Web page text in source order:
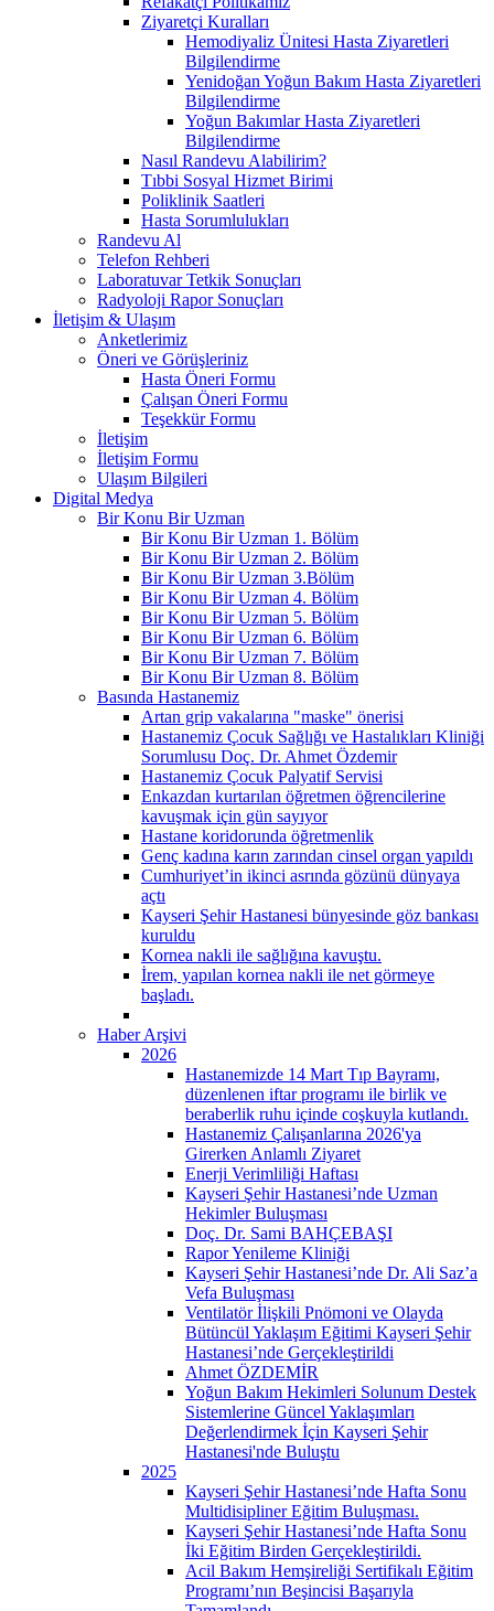
Ziyaretçi Kuralları
Hemodiyaliz Ünitesi Hasta Ziyaretleri
Bilgilendirme
Yenidoğan Yoğun Bakım Hasta Ziyaretleri
Bilgilendirme
Yoğun Bakımlar Hasta Ziyaretleri
Bilgilendirme
Nasıl Randevu Alabilirim?
Tıbbi Sosyal Hizmet Birimi
Poliklinik Saatleri
Hasta Sorumlulukları
Randevu Al
Telefon Rehberi
Laboratuvar Tetkik Sonuçları
Radyoloji Rapor Sonuçları
İletişim & Ulaşım
Anketlerimiz
Öneri ve Görüşleriniz
Hasta Öneri Formu
Çalışan Öneri Formu
Teşekkür Formu
İletişim
İletişim Formu
Ulaşım Bilgileri
Digital Medya
Bir Konu Bir Uzman
Bir Konu Bir Uzman 1. Bölüm
Bir Konu Bir Uzman 2. Bölüm
Bir Konu Bir Uzman 3.Bölüm
Bir Konu Bir Uzman 4. Bölüm
Bir Konu Bir Uzman 5. Bölüm
Bir Konu Bir Uzman 6. Bölüm
Bir Konu Bir Uzman 7. Bölüm
Bir Konu Bir Uzman 8. Bölüm
Basında Hastanemiz
Artan grip vakalarına "maske" önerisi
Hastanemiz Çocuk Sağlığı ve Hastalıkları Kliniği
Sorumlusu Doç. Dr. Ahmet Özdemir
Hastanemiz Çocuk Palyatif Servisi
Enkazdan kurtarılan öğretmen öğrencilerine
kavuşmak için gün sayıyor
Hastane koridorunda öğretmenlik
Genç kadına karın zarından cinsel organ yapıldı
Cumhuriyet’in ikinci asrında gözünü dünyaya
açtı
Kayseri Şehir Hastanesi bünyesinde göz bankası
kuruldu
Kornea nakli ile sağlığına kavuştu.
İrem, yapılan kornea nakli ile net görmeye
başladı.
Haber Arşivi
2026
Hastanemizde 14 Mart Tıp Bayramı,
düzenlenen iftar programı ile birlik ve
beraberlik ruhu içinde coşkuyla kutlandı.
Hastanemiz Çalışanlarına 2026'ya
Girerken Anlamlı Ziyaret
Enerji Verimliliği Haftası
Kayseri Şehir Hastanesi’nde Uzman
Hekimler Buluşması
Doç. Dr. Sami BAHÇEBAŞI
Rapor Yenileme Kliniği
Kayseri Şehir Hastanesi’nde Dr. Ali Saz’a
Vefa Buluşması
Ventilatör İlişkili Pnömoni ve Olayda
Bütüncül Yaklaşım Eğitimi Kayseri Şehir
Hastanesi’nde Gerçekleştirildi
Ahmet ÖZDEMİR
Yoğun Bakım Hekimleri Solunum Destek
Sistemlerine Güncel Yaklaşımları
Değerlendirmek İçin Kayseri Şehir
Hastanesi'nde Buluştu
2025
Kayseri Şehir Hastanesi’nde Hafta Sonu
Multidisipliner Eğitim Buluşması.
Kayseri Şehir Hastanesi’nde Hafta Sonu
İki Eğitim Birden Gerçekleştirildi.
Acil Bakım Hemşireliği Sertifikalı Eğitim
Programı’nın Beşincisi Başarıyla